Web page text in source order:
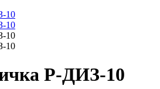
Р-ДИЗ-10